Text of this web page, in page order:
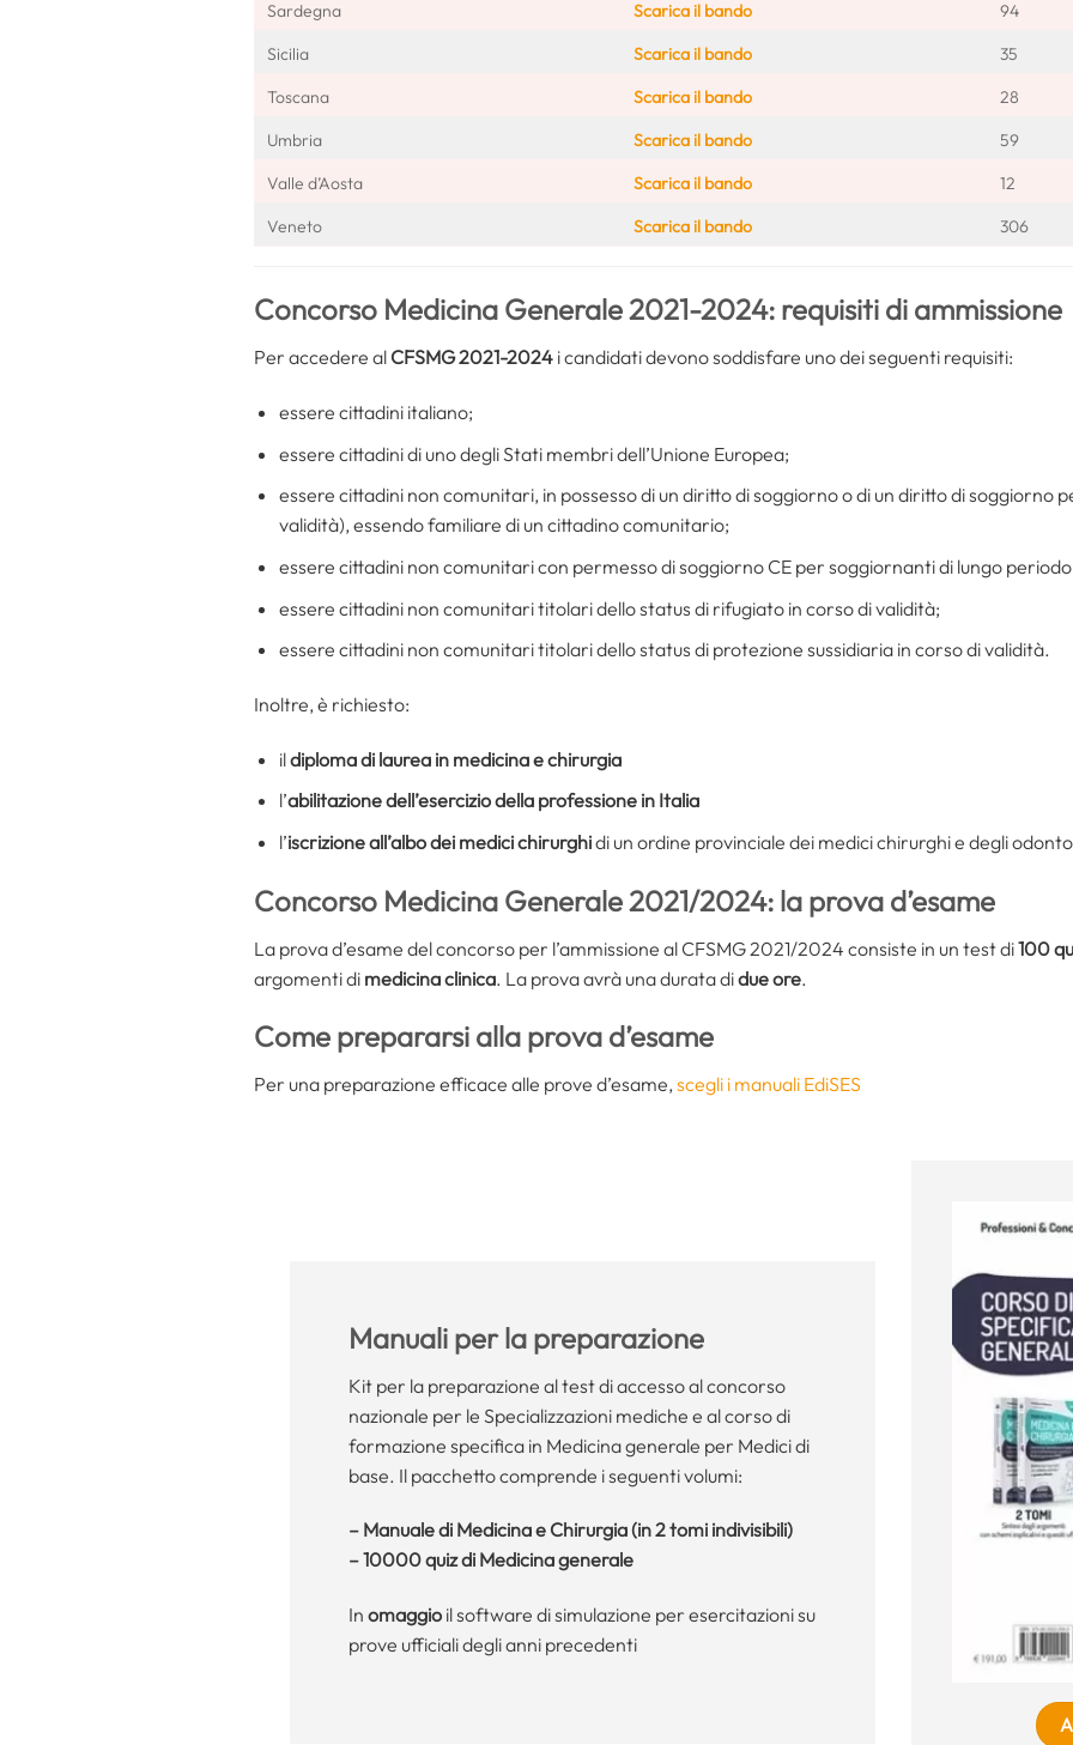
Sardegna
Scarica il bando
94
Sicilia
Scarica il bando
35
Toscana
Scarica il bando
28
Umbria
Scarica il bando
59
Valle d’Aosta
Scarica il bando
12
Veneto
Scarica il bando 306
Concorso Medicina Generale 2021-2024: requisiti di ammissione
Per accedere al CFSMG 2021-2024 i candidati devono soddisfare uno dei seguenti requisiti:
essere cittadini italiano;
essere cittadini di uno degli Stati membri dell’Unione Europea;
essere cittadini non comunitari, in possesso di un diritto di soggiorno o di un diritto di soggiorno
validità), essendo familiare di un cittadino comunitario;
essere cittadini non comunitari con permesso di soggiorno CE per soggiornanti di lungo
essere cittadini non comunitari titolari dello status di rifugiato in corso di validità;
essere cittadini non comunitari titolari dello status di protezione sussidiaria in corso di validità.
Inoltre, è richiesto:
ildiploma di laurea in medicina e chirurgia
l’abilitazione dell’esercizio della professione in Italia
l’iscrizione all’albo dei medici chirurghidi un ordine provinciale dei medici chirurghi e degli
Concorso Medicina Generale 2021/2024: la prova d’esame
La prova d’esame del concorso per l’ammissione al CFSMG 2021/2024 consiste in un test di100
argomenti di medicina clinica. La prova avrà una durata didue ore.
Come prepararsi alla prova d’esame
Per una preparazione efficace alle prove d’esame,scegli i manuali EdiSES
Manuali per la preparazione
Kit per la preparazione al test di accesso al concorso
nazionale per le Specializzazioni mediche e al corso di
formazione specifica in Medicina generale per Medici di
base. Il pacchetto comprende i seguenti volumi:
– Manuale di Medicina e Chirurgia (in 2 tomi indivisibili)
–10000 quiz di Medicina generale
In omaggio il software di simulazione per esercitazioni su
prove ufficiali degli anni precedenti